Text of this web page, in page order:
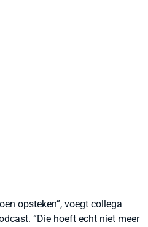
opsteken”, voegt collega
“Die hoeft echt niet meer